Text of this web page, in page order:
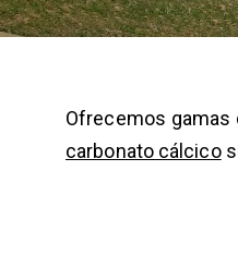
Ofrecemos gamas
carbonato cálcico